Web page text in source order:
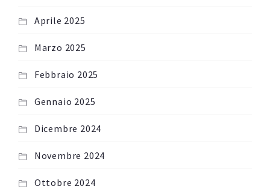
Aprile 2025
Marzo 2025
Febbraio 2025
Gennaio 2025
Dicembre 2024
Novembre 2024
Ottobre 2024